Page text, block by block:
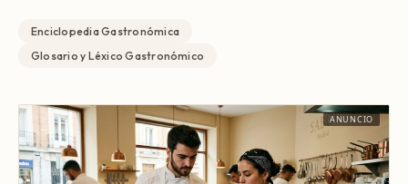
Enciclopedia Gastronómica
Glosario y Léxico Gastronómico
ANUNCIO